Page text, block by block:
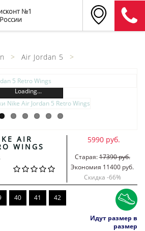
№1
Air Jordan 5
Loading...
AIR
WINGS
5990 руб.
Старая:17390 руб.
Экономия 11400 руб.
Скидка -66%
40 41 42
Идут размер в
размер